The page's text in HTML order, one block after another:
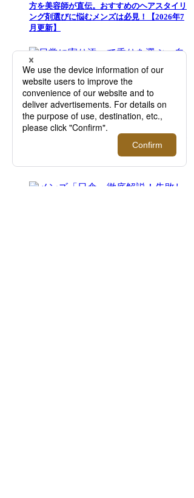
方を美容師が直伝。おすすめのヘアスタイリ
ング剤選びに悩むメンズは必見！【2026年7
月更新】
日常に寄り添って香りを選ぶ、自分らしさを
引き立てる一本の香りとの出会い「香水夏市